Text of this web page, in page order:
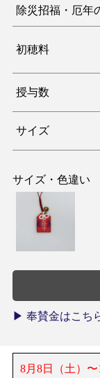
除災招福・厄年
初穂料
授与数
サイズ
サイズ・色違い
▶︎ 奉賛金はこち
8月8日（土）